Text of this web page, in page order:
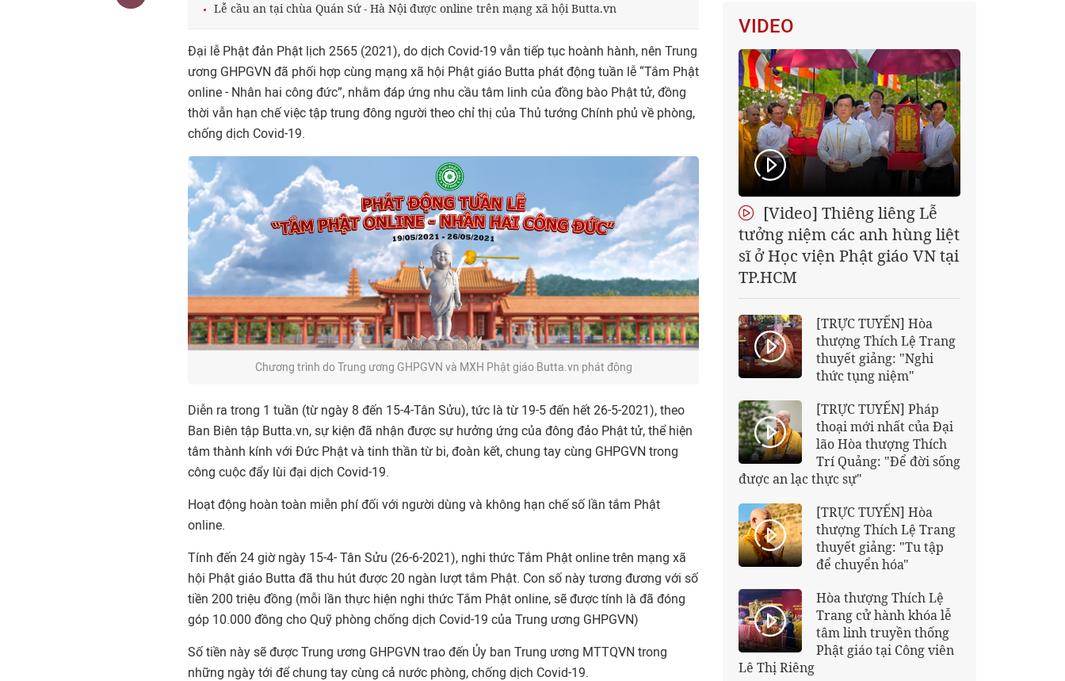
Lễ cầu an tại chùa Quán Sứ - Hà Nội được online trên mạng xã hội Butta.vn
Đại lễ Phật đản Phật lịch 2565 (2021), do dịch Covid-19 vẫn tiếp tục hoành hành, nên Trung
ương GHPGVN đã phối hợp cùng mạng xã hội Phật giáo Butta phát động tuần lễ “Tắm Phật
online - Nhân hai công đức”, nhằm đáp ứng nhu cầu tâm linh của đồng bào Phật tử, đồng
thời vẫn hạn chế việc tập trung đông người theo chỉ thị của Thủ tướng Chính phủ về phòng,
chống dịch Covid-19.
Chương trình do Trung ương GHPGVN và MXH Phật giáo Butta.vn phát động
Diễn ra trong 1 tuần (từ ngày 8 đến 15-4-Tân Sửu), tức là từ 19-5 đến hết 26-5-2021), theo
Ban Biên tập Butta.vn, sự kiện đã nhận được sự hưởng ứng của đông đảo Phật tử, thể hiện
tâm thành kính với Đức Phật và tinh thần từ bi, đoàn kết, chung tay cùng GHPGVN trong
công cuộc đẩy lùi đại dịch Covid-19.
Hoạt động hoàn toàn miễn phí đối với người dùng và không hạn chế số lần tắm Phật
online.
Tính đến 24 giờ ngày 15-4- Tân Sửu (26-6-2021), nghi thức Tắm Phật online trên mạng xã
hội Phật giáo Butta đã thu hút được 20 ngàn lượt tắm Phật. Con số này tương đương với số
tiền 200 triệu đồng (mỗi lần thực hiện nghi thức Tắm Phật online, sẽ được tính là đã đóng
góp 10.000 đồng cho Quỹ phòng chống dịch Covid-19 của Trung ương GHPGVN)
Số tiền này sẽ được Trung ương GHPGVN trao đến Ủy ban Trung ương MTTQVN trong
những ngày tới để chung tay cùng cả nước phòng, chống dịch Covid-19.
VIDEO
[Video] Thiêng liêng Lễ
tưởng niệm các anh hùng liệt
sĩ ở Học viện Phật giáo VN tại
TP.HCM
[TRỰC TUYẾN] Hòa
thượng Thích Lệ Trang
thuyết giảng: "Nghi
thức tụng niệm"
[TRỰC TUYẾN] Pháp
thoại mới nhất của Đại
lão Hòa thượng Thích
Trí Quảng: "Để đời sống
được an lạc thực sự"
[TRỰC TUYẾN] Hòa
thượng Thích Lệ Trang
thuyết giảng: "Tu tập
để chuyển hóa"
Hòa thượng Thích Lệ
Trang cử hành khóa lễ
tâm linh truyền thống
Phật giáo tại Công viên
Lê Thị Riêng